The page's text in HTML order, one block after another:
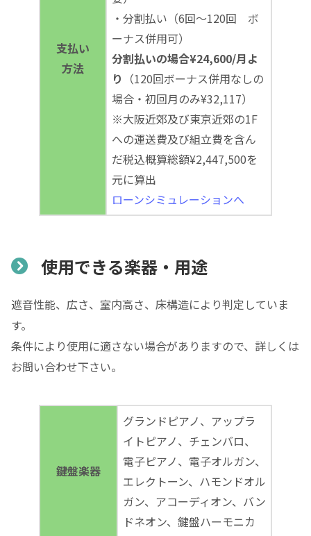
支払い
方法
・分割払い（6回～120回 ボ
ーナス併用可）
分割払いの場合¥24,600/月よ
り （120回ボーナス併用なしの
場合・初回月のみ¥32,117）
※大阪近郊及び東京近郊の1F
への運送費及び組立費を含ん
だ税込概算総額¥2,447,500を
元に算出
ローンシミュレーションへ
使用できる楽器・用途
遮音性能、広さ、室内高さ、床構造により判定していま
す。
条件により使用に適さない場合がありますので、詳しくは
お問い合わせ下さい。
鍵盤楽器
グランドピアノ、アップラ
イトピアノ、チェンバロ、
電子ピアノ、電子オルガン、
エレクトーン、ハモンドオル
ガン、アコーディオン、バン
ドネオン、鍵盤ハーモニカ